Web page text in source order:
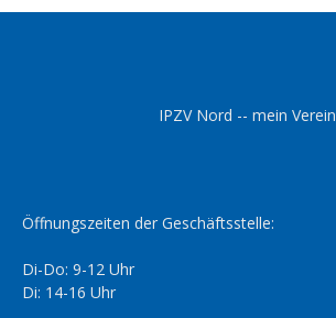
IPZV Nord -- mein Verein
Öffnungszeiten der Geschäftsstelle:
Di-Do: 9-12 Uhr
Di: 14-16 Uhr